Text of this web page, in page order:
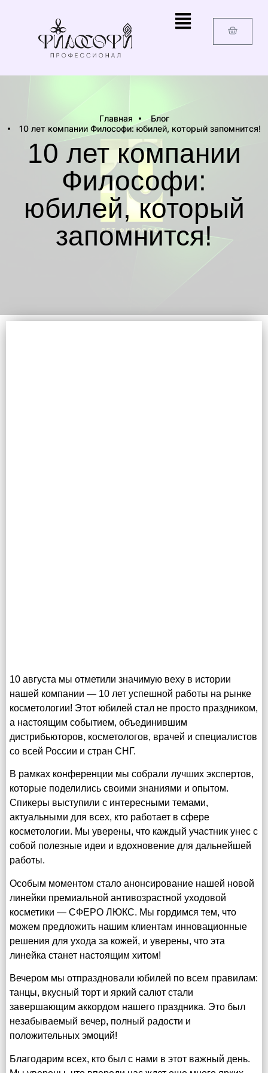
Главная
Блог
10 лет компании Философи: юбилей, который запомнится!
10 лет компании
Философи:
юбилей, который
запомнится!
10 августа мы отметили значимую веху в истории
нашей компании — 10 лет успешной работы на рынке
косметологии! Этот юбилей стал не просто праздником,
а настоящим событием, объединившим
дистрибьюторов, косметологов, врачей и специалистов
со всей России и стран СНГ.
В рамках конференции мы собрали лучших экспертов,
которые поделились своими знаниями и опытом.
Спикеры выступили с интересными темами,
актуальными для всех, кто работает в сфере
косметологии. Мы уверены, что каждый участник унес с
собой полезные идеи и вдохновение для дальнейшей
работы.
Особым моментом стало анонсирование нашей новой
линейки премиальной антивозрастной уходовой
косметики — СФЕРО ЛЮКС. Мы гордимся тем, что
можем предложить нашим клиентам инновационные
решения для ухода за кожей, и уверены, что эта
линейка станет настоящим хитом!
Вечером мы отпраздновали юбилей по всем правилам:
танцы, вкусный торт и яркий салют стали
завершающим аккордом нашего праздника. Это был
незабываемый вечер, полный радости и
положительных эмоций!
Благодарим всех, кто был с нами в этот важный день.